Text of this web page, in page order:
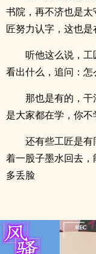
书院，再不济也是
匠努力认字，这也是
听他这么说，
看出什么，追问：
那也是有的，
是大家都在学，你不
还有些工匠是
着一股子墨水回去
多丢脸